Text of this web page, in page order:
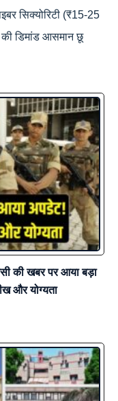
सिक्योरिटी (₹15-25
डिमांड आसमान छू
की खबर पर आया बड़ा
और योग्यता